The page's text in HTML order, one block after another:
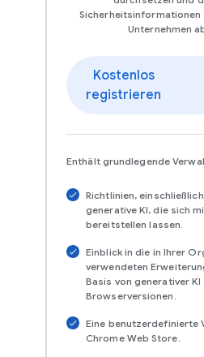
Sicherheitsinformationen
Unternehmen
Kostenlos
registrieren
Enthält grundlegende
Richtlinien,
generative KI, die sich
bereitstellen lassen.
Einblick in die in Ihrer
verwendeten
Basis von generativer KI
Browserversionen.
Eine benutzerdefinierte
Chrome Web Store.